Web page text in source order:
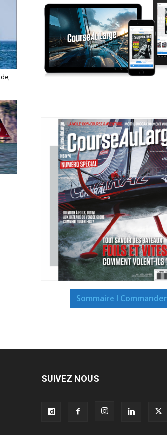
Sommaire I Commander
SUIVEZ NOUS